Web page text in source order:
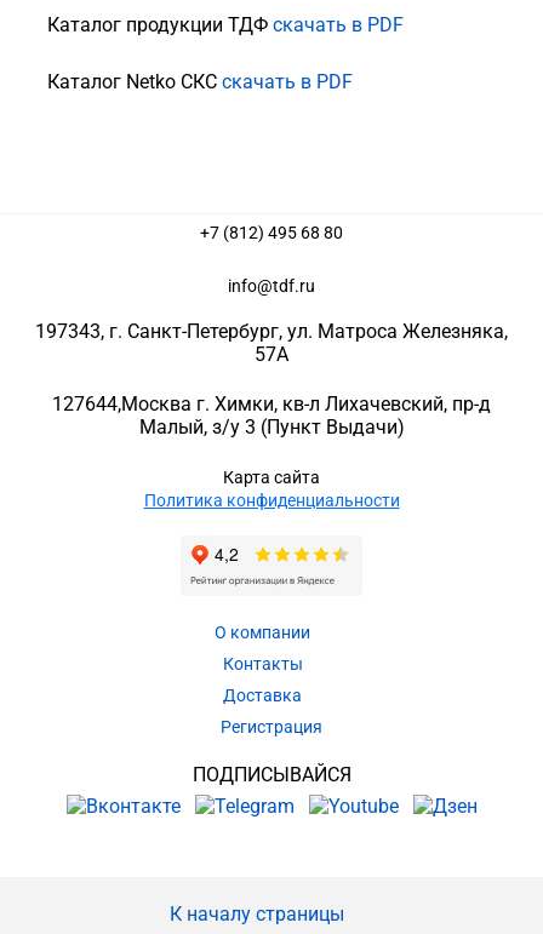
Каталог продукции ТДФ скачать в PDF
Каталог Netko СКС скачать в PDF
+7 (812) 495 68 80
info@tdf.ru
197343, г. Санкт-Петербург, ул. Матроса Железняка,
57A
127644,Москва г. Химки, кв-л Лихачевский, пр-д
Малый, з/у 3 (Пункт Выдачи)
Карта сайта
Политика конфиденциальности
О компании
Контакты
Доставка
Регистрация
ПОДПИСЫВАЙСЯ
К началу страницы